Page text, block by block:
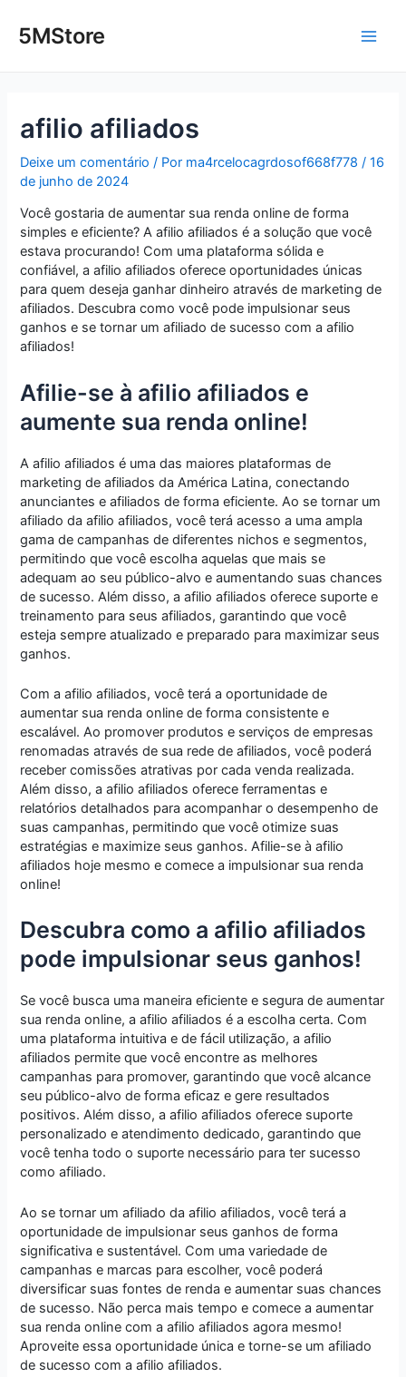
para5MStore
afilio afiliados
Deixe um comentário / Por ma4rcelocagrdosof668f778/16
de junho de 2024
Você gostaria de aumentar sua renda online de forma
simples e eficiente? A afilio afiliados é a solução que você
estava procurando! Com uma plataforma sólida e
confiável, a afilio afiliados oferece oportunidades únicas
para quem deseja ganhar dinheiro através de marketing de
afiliados. Descubra como você pode impulsionar seus
ganhos e se tornar um afiliado de sucesso com a afilio
afiliados!
Afilie-se à afilio afiliados e
aumente sua renda online!
A afilio afiliados é uma das maiores plataformas de
marketing de afiliados da América Latina, conectando
anunciantes e afiliados de forma eficiente. Ao se tornar um
afiliado da afilio afiliados, você terá acesso a uma ampla
gama de campanhas de diferentes nichos e segmentos,
permitindo que você escolha aquelas que mais se
adequam ao seu público-alvo e aumentando suas chances
de sucesso. Além disso, a afilio afiliados oferece suporte e
treinamento para seus afiliados, garantindo que você
esteja sempre atualizado e preparado para maximizar seus
ganhos.
Com a afilio afiliados, você terá a oportunidade de
aumentar sua renda online de forma consistente e
escalável. Ao promover produtos e serviços de empresas
renomadas através de sua rede de afiliados, você poderá
receber comissões atrativas por cada venda realizada.
Além disso, a afilio afiliados oferece ferramentas e
relatórios detalhados para acompanhar o desempenho de
suas campanhas, permitindo que você otimize suas
estratégias e maximize seus ganhos. Afilie-se à afilio
afiliados hoje mesmo e comece a impulsionar sua renda
online!
Descubra como a afilio afiliados
pode impulsionar seus ganhos!
Se você busca uma maneira eficiente e segura de aumentar
sua renda online, a afilio afiliados é a escolha certa. Com
uma plataforma intuitiva e de fácil utilização, a afilio
afiliados permite que você encontre as melhores
campanhas para promover, garantindo que você alcance
seu público-alvo de forma eficaz e gere resultados
positivos. Além disso, a afilio afiliados oferece suporte
personalizado e atendimento dedicado, garantindo que
você tenha todo o suporte necessário para ter sucesso
como afiliado.
Ao se tornar um afiliado da afilio afiliados, você terá a
oportunidade de impulsionar seus ganhos de forma
significativa e sustentável. Com uma variedade de
campanhas e marcas para escolher, você poderá
diversificar suas fontes de renda e aumentar suas chances
de sucesso. Não perca mais tempo e comece a aumentar
sua renda online com a afilio afiliados agora mesmo!
Aproveite essa oportunidade única e torne-se um afiliado
de sucesso com a afilio afiliados.
navigation